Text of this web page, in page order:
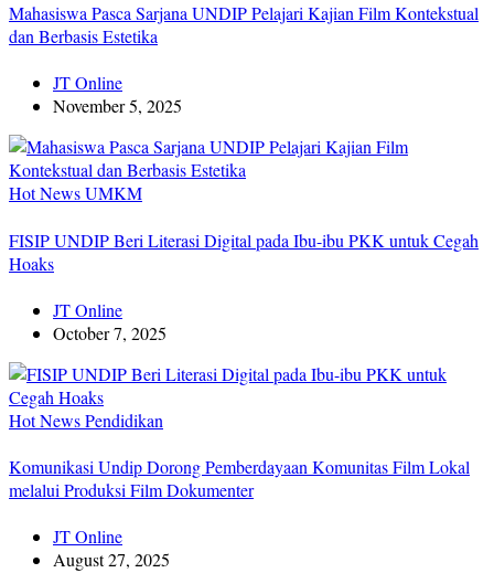
Mahasiswa Pasca Sarjana UNDIP Pelajari Kajian Film Kontekstual
dan Berbasis Estetika
JT Online
November 5, 2025
Hot NewsUMKM
FISIP UNDIP Beri Literasi Digital pada Ibu-ibu PKK untuk Cegah
Hoaks
JT Online
October 7, 2025
Hot NewsPendidikan
Komunikasi Undip Dorong Pemberdayaan Komunitas Film Lokal
melalui Produksi Film Dokumenter
JT Online
August 27, 2025